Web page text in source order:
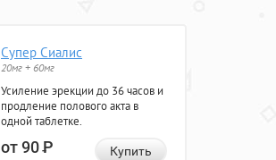
Супер Сиалис
20мг + 60мг
Усиление эрекции до 36 часов и
продление полового акта в
одной таблетке.
от 90Р Купить